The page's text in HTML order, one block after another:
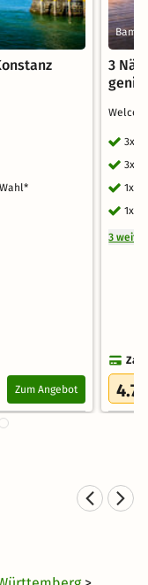
Zum Angebot
3
3x
3x
1x
1x
3
4.7